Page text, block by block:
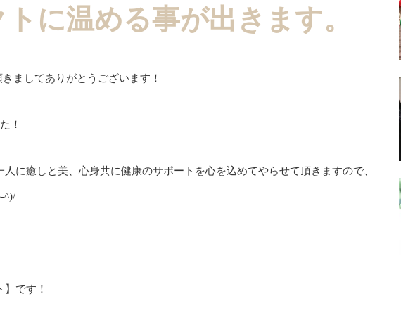
に温める事が出きます。
ましてありがとうございます！
！
に癒しと美、心身共に健康のサポートを心を込めてやらせて頂きますので、
^)/
です！